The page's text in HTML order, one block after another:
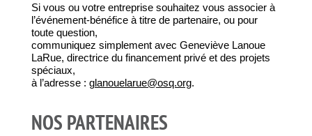
Si vous ou votre entreprise souhaitez vous associer à
l’événement-bénéfice à titre de partenaire, ou pour
toute question,
communiquez simplement avec Geneviève Lanoue
LaRue, directrice du financement privé et des projets
spéciaux,
à l’adresse : glanouelarue@osq.org.
NOS PARTENAIRES